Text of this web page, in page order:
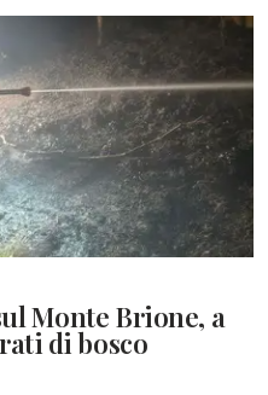
Monte Brione, a
di bosco